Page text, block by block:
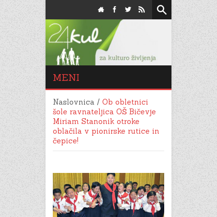
MENI
Naslovnica / Ob obletnici
šole ravnateljica OŠ Bičevje
Miriam Stanonik otroke
oblačila v pionirske rutice in
čepice!